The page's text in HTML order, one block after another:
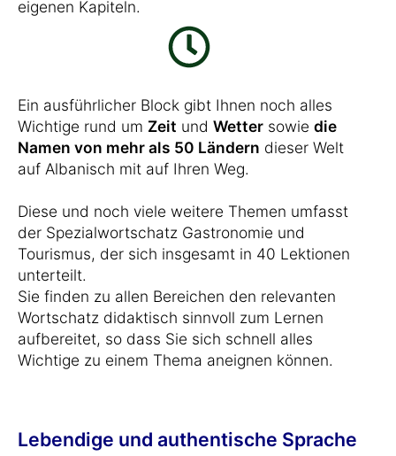
eigenen Kapiteln.
Ein ausführlicher Block gibt Ihnen noch alles
Wichtige rund um Zeit und Wetter sowie die
Namen von mehr als 50 Ländern dieser Welt
auf Albanisch mit auf Ihren Weg.
Diese und noch viele weitere Themen umfasst
der Spezialwortschatz Gastronomie und
Tourismus, der sich insgesamt in 40 Lektionen
unterteilt.
Sie finden zu allen Bereichen den relevanten
Wortschatz didaktisch sinnvoll zum Lernen
aufbereitet, so dass Sie sich schnell alles
Wichtige zu einem Thema aneignen können.
Lebendige und authentische Sprache